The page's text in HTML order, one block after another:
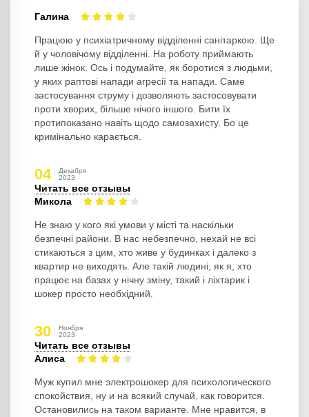
Галина
Працюю у психіатричному відділенні санітаркою. Ще
й у чоловічому відділенні. На роботу приймають
лише жінок. Ось і подумайте, як боротися з людьми,
у яких раптові напади агресії та напади. Саме
застосування струму і дозволяють застосовувати
проти хворих, більше нічого іншого. Бити їх
протипоказано навіть щодо самозахисту. Бо це
кримінально карається.
04
Декабря
2023
Читать все отзывы
Микола
Не знаю у кого які умови у місті та наскільки
безпечні райони. В нас небезпечно, нехай не всі
стикаються з цим, хто живе у будинках і далеко з
квартир не виходять. Але такій людині, як я, хто
працює на базах у нічну зміну, такий і ліхтарик і
шокер просто необхідний.
30
Ноября
2023
Читать все отзывы
Алиса
Муж купил мне электрошокер для психологического
спокойствия, ну и на всякий случай, как говорится.
Остановились на таком варианте. Мне нравится, в